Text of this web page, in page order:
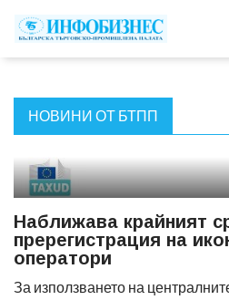
НОВИНИ ОТ БТПП
Наближава крайният
пререгистрация на
оператори
За използването на